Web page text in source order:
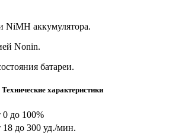
NiMH аккумулятора.
Nonin.
батареи.
Технические характеристики
0 до 100%
18 до 300 уд./мин.